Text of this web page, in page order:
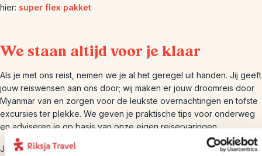
hier: super flex pakket
We staan altijd voor je klaar
Als je met ons reist, nemen we je al het geregel uit handen. Jij geeft
jouw reiswensen aan ons door; wij maken er jouw droomreis door
Myanmar van en zorgen voor de leukste overnachtingen en tofste
excursies ter plekke. We geven je praktische tips voor onderweg
en adviseren je op basis van onze eigen reiservaringen.
Je reist met ons individueel en zelfstandig, maar zowel wij als onze